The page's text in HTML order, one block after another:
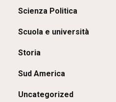
Scienza Politica
Scuola e università
Storia
Sud America
Uncategorized